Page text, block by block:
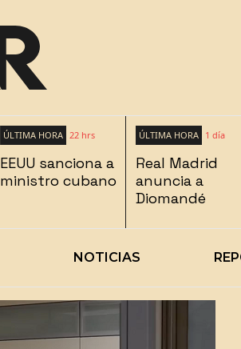
ÚLTIMA HORA 22 hrs
EEUU sanciona a
ministro cubano
ÚLTIMA HORA 1 día
Real Madrid
anuncia a
Diomandé
NOTICIAS